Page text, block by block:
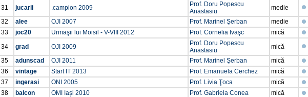
31
jucarii .campion 2009
Prof. Doru Popescu
Anastasiu
medie
32
alee OJI 2007 Prof. Marinel Şerban medie
33
joc20 Urmaşii lui Moisil - V-VIII 2012 Prof. Cornelia Ivaşc mică
34
grad OJI 2009
Prof. Doru Popescu
Anastasiu
mică
35
adunscad OJI 2011 Prof. Marinel Şerban mică
36
vintage Start IT 2013 Prof. Emanuela Cerchez mică
37
ingerasi ONI 2005 Prof. Livia Ţoca mică
38
balcon OMI Iaşi 2010 Prof. Gabriela Conea mică